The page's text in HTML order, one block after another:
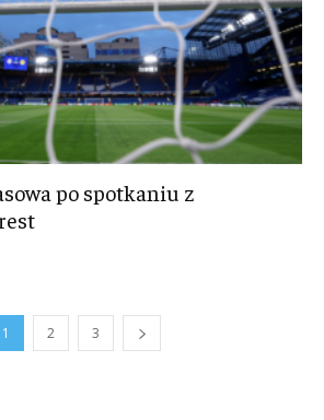
po spotkaniu z
1 2 3